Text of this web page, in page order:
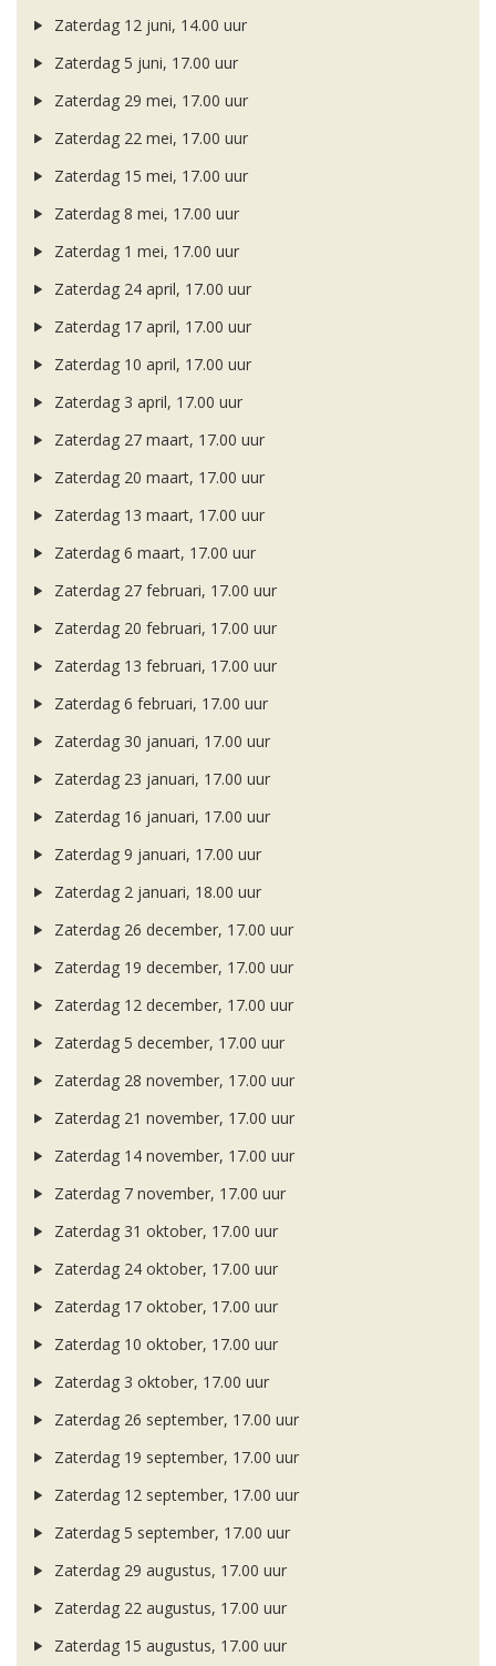
Zaterdag 12 juni, 14.00 uur
Zaterdag 5 juni, 17.00 uur
Zaterdag 29 mei, 17.00 uur
Zaterdag 22 mei, 17.00 uur
Zaterdag 15 mei, 17.00 uur
Zaterdag 8 mei, 17.00 uur
Zaterdag 1 mei, 17.00 uur
Zaterdag 24 april, 17.00 uur
Zaterdag 17 april, 17.00 uur
Zaterdag 10 april, 17.00 uur
Zaterdag 3 april, 17.00 uur
Zaterdag 27 maart, 17.00 uur
Zaterdag 20 maart, 17.00 uur
Zaterdag 13 maart, 17.00 uur
Zaterdag 6 maart, 17.00 uur
Zaterdag 27 februari, 17.00 uur
Zaterdag 20 februari, 17.00 uur
Zaterdag 13 februari, 17.00 uur
Zaterdag 6 februari, 17.00 uur
Zaterdag 30 januari, 17.00 uur
Zaterdag 23 januari, 17.00 uur
Zaterdag 16 januari, 17.00 uur
Zaterdag 9 januari, 17.00 uur
Zaterdag 2 januari, 18.00 uur
Zaterdag 26 december, 17.00 uur
Zaterdag 19 december, 17.00 uur
Zaterdag 12 december, 17.00 uur
Zaterdag 5 december, 17.00 uur
Zaterdag 28 november, 17.00 uur
Zaterdag 21 november, 17.00 uur
Zaterdag 14 november, 17.00 uur
Zaterdag 7 november, 17.00 uur
Zaterdag 31 oktober, 17.00 uur
Zaterdag 24 oktober, 17.00 uur
Zaterdag 17 oktober, 17.00 uur
Zaterdag 10 oktober, 17.00 uur
Zaterdag 3 oktober, 17.00 uur
Zaterdag 26 september, 17.00 uur
Zaterdag 19 september, 17.00 uur
Zaterdag 12 september, 17.00 uur
Zaterdag 5 september, 17.00 uur
Zaterdag 29 augustus, 17.00 uur
Zaterdag 22 augustus, 17.00 uur
Zaterdag 15 augustus, 17.00 uur